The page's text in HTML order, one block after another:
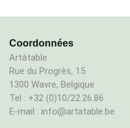
Coordonnées
Artàtable
Rue du Progrès, 15
1300 Wavre, Belgique
Tel : +32 (0)10/22.26.86
E-mail : info@artatable.be